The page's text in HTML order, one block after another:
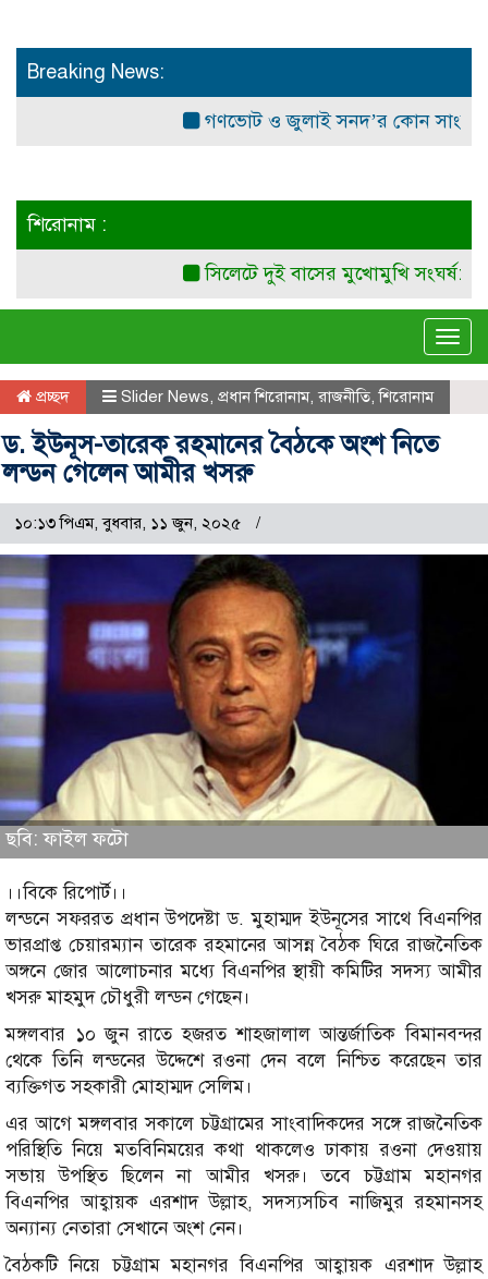
Breaking News:
গণভোট ও জুলাই সনদ’র কোন
শিরোনাম :
সিলেটে দুই বাসের মুখোমুখি সংঘর্ষ: নিহত ৭
প্রচ্ছদ Slider News, প্রধান শিরোনাম, রাজনীতি,শিরোনাম
ড. ইউনূস-তারেক রহমানের বৈঠকে অংশ নিতে
লন্ডন গেলেন আমীর খসরু
১০:১৩ পিএম, বুধবার, ১১ জুন, ২০২৫
ছবি: ফাইল ফটো
।।বিকে রিপোর্ট।।
লন্ডনে সফররত প্রধান উপদেষ্টা ড. মুহাম্মদ ইউনূসের সাথে বিএনপির
ভারপ্রাপ্ত চেয়ারম্যান তারেক রহমানের আসন্ন বৈঠক ঘিরে রাজনৈতিক
অঙ্গনে জোর আলোচনার মধ্যে বিএনপির স্থায়ী কমিটির সদস্য আমীর
খসরু মাহমুদ চৌধুরী লন্ডন গেছেন।
মঙ্গলবার ১০ জুন রাতে হজরত শাহজালাল আন্তর্জাতিক বিমানবন্দর
থেকে তিনি লন্ডনের উদ্দেশে রওনা দেন বলে নিশ্চিত করেছেন তার
ব্যক্তিগত সহকারী মোহাম্মদ সেলিম।
এর আগে মঙ্গলবার সকালে চট্টগ্রামের সাংবাদিকদের সঙ্গে রাজনৈতিক
পরিস্থিতি নিয়ে মতবিনিময়ের কথা থাকলেও ঢাকায় রওনা দেওয়ায়
সভায় উপস্থিত ছিলেন না আমীর খসরু। তবে চট্টগ্রাম মহানগর
বিএনপির আহ্বায়ক এরশাদ উল্লাহ, সদস্যসচিব নাজিমুর রহমানসহ
অন্যান্য নেতারা সেখানে অংশ নেন।
বৈঠকটি নিয়ে চট্টগ্রাম মহানগর বিএনপির আহ্বায়ক এরশাদ উল্লাহ